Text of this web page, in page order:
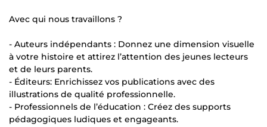
Avec qui nous travaillons ?
- Auteurs indépendants : Donnez une dimension visuelle
à votre histoire et attirez l’attention des jeunes lecteurs
et de leurs parents.
- Éditeurs: Enrichissez vos publications avec des
illustrations de qualité professionnelle.
- Professionnels de l’éducation : Créez des supports
pédagogiques ludiques et engageants.